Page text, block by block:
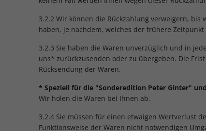
3.2.2 Wir können die Rückzahlung verweigern,
haben, je nachdem, welches der frühere Zeitpunkt
3.2.3 Sie haben die Waren unverzüglich und in
uns* zurückzusenden oder zu übergeben. Die
Rücksendung der Waren.
* Speziell für die "Sonderedition Peter Ginter"
Wir holen die Waren bei Ihnen ab.
3.2.4 Sie müssen für einen etwaigen Wertverlust
Funktionsweise der Waren nicht notwendigen